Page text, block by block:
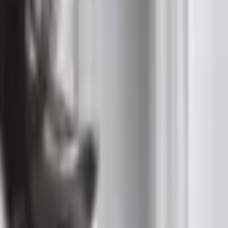
個十分鐘以內（也許附近難停車）都是可
人有不好的觀感喔！不管是首次約會或是